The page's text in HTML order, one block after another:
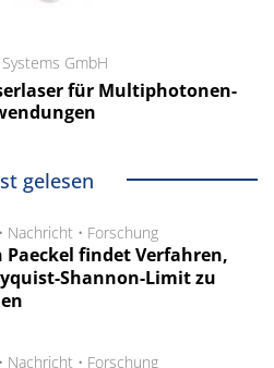
GmbH
für Multiphotonen-
gelesen
Nachricht • Forschung
Paeckel findet Verfahren,
Shannon-Limit zu
Nachricht • Forschung